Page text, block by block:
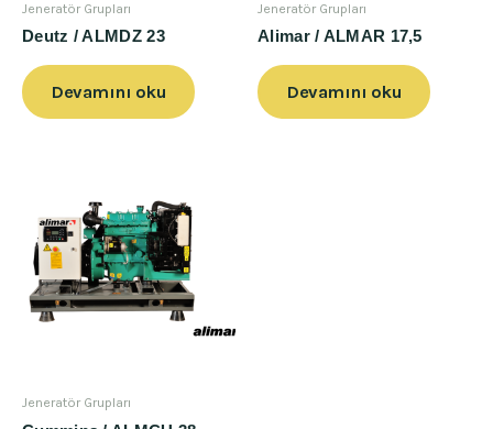
Jeneratör Grupları
Deutz / ALMDZ 23
Devamını oku
Jeneratör Grupları
Alimar / ALMAR 17,5
Devamını oku
Jeneratör Grupları